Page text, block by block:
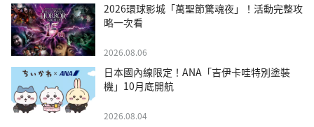
2026環球影城「萬聖節驚魂夜」！活動完整攻
略一次看
2026.08.06
日本國內線限定！ANA「吉伊卡哇特別塗裝
機」10月底開航
2026.08.04